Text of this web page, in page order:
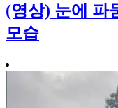
(영상) 눈에 파
모습